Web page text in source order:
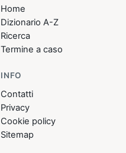
Home
Dizionario A-Z
Ricerca
Termine a caso
INFO
Contatti
Privacy
Cookie policy
Sitemap